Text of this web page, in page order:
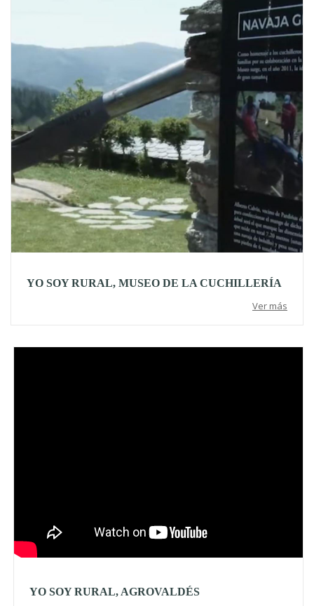
YO SOY RURAL, MUSEO DE LA CUCHILLERÍA
Ver más
YO SOY RURAL, AGROVALDÉS